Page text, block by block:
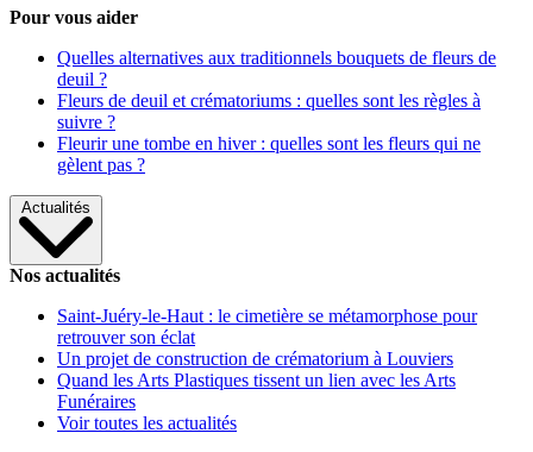
Pour vous aider
Quelles alternatives aux traditionnels bouquets de fleurs de
deuil ?
Fleurs de deuil et crématoriums : quelles sont les règles à
suivre ?
Fleurir une tombe en hiver : quelles sont les fleurs qui ne
gèlent pas ?
Actualités
Nos actualités
Saint-Juéry-le-Haut : le cimetière se métamorphose pour
retrouver son éclat
Un projet de construction de crématorium à Louviers
Quand les Arts Plastiques tissent un lien avec les Arts
Funéraires
Voir toutes les actualités